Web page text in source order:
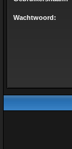
Wachtwoord: